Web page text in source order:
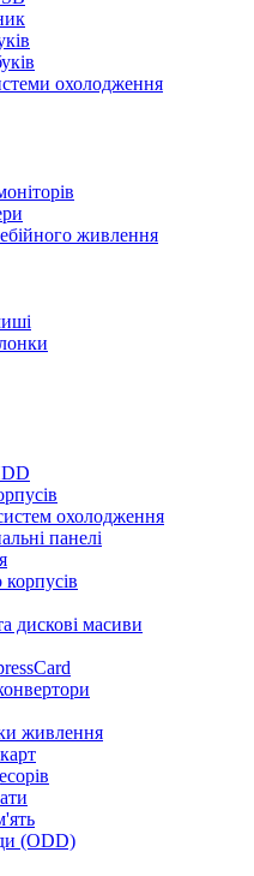
охолодження
живлення
охолодження
панелі
дискові масиви
живлення
(ODD)